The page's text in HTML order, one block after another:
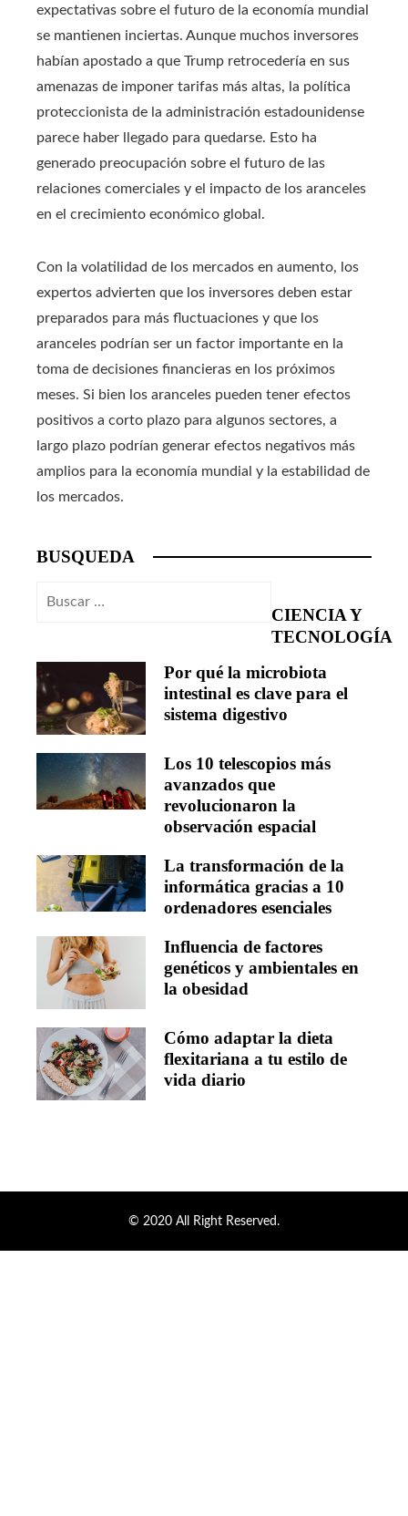
expectativas sobre el futuro de la economía mundial
se mantienen inciertas. Aunque muchos inversores
habían apostado a que Trump retrocedería en sus
amenazas de imponer tarifas más altas, la política
proteccionista de la administración estadounidense
parece haber llegado para quedarse. Esto ha
generado preocupación sobre el futuro de las
relaciones comerciales y el impacto de los aranceles
en el crecimiento económico global.
Con la volatilidad de los mercados en aumento, los
expertos advierten que los inversores deben estar
preparados para más fluctuaciones y que los
aranceles podrían ser un factor importante en la
toma de decisiones financieras en los próximos
meses. Si bien los aranceles pueden tener efectos
positivos a corto plazo para algunos sectores, a
largo plazo podrían generar efectos negativos más
amplios para la economía mundial y la estabilidad de
los mercados.
BUSQUEDA
Buscar:
CIENCIA Y
TECNOLOGÍA
Por qué la microbiota
intestinal es clave para el
sistema digestivo
Los 10 telescopios más
avanzados que
revolucionaron la
observación espacial
La transformación de la
informática gracias a 10
ordenadores esenciales
Influencia de factores
genéticos y ambientales en
la obesidad
Cómo adaptar la dieta
flexitariana a tu estilo de
vida diario
© 2020 All Right Reserved.